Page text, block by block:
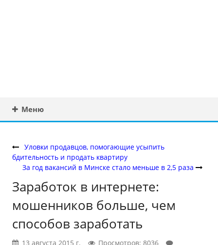
Меню
Уловки продавцов, помогающие усыпить
бдительность и продать квартиру
За год вакансий в Минске стало меньше в 2,5 раза
Заработок в интернете:
мошенников больше, чем
способов заработать
13 августа 2015 г.
Просмотров: 8036